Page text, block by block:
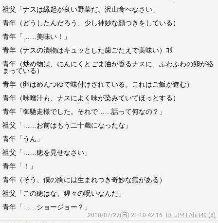
祖父「ナスは縁起が良い野菜だ。沢山食べなさい」
青年（どうしたんだろう、少し神妙な顔つきをしている）
青年「……美味い！」
青年（ナスの漬物はキュッとした歯ごたえで美味い）ｺﾘ
青年（炒め物は、にんにくとごま油が香るナスに、ふわふわの卵が絡
まっている）
青年（卵はめんつゆで味付けされている。これはご飯が進む）
青年（味噌汁も、ナスによく味が染みていてほっとする）
青年「御馳走様でした。それで……話って何なの？」
祖父「……お前はもう二十歳になったな」
青年「うん」
祖父「……痣を見せなさい」
青年「！」
青年（そう、僕の胸には生まれつき奇妙な痣がある）
祖父「この痣はな、猩々の呪いなんだ」
青年「……ショージョー？」
2018/07/22(日) 21:10:42.16
ID: uP4TAhH40 (8)